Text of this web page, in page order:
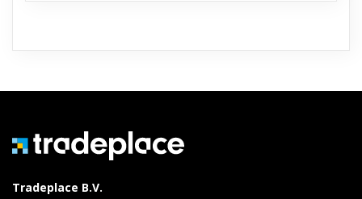
Tradeplace B.V.